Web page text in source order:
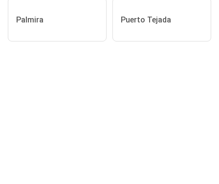
Palmira Puerto Tejada